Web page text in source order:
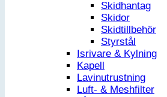
Skidhantag
Skidor
Skidtillbehör
Styrstål
Isrivare & Kylning
Kapell
Lavinutrustning
Luft- & Meshfilter